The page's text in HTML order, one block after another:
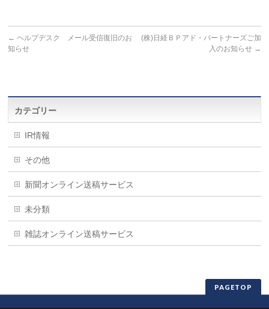
← ヘルプデスク メール受信復旧のお
知らせ
(株)日経ＢＰアド・パートナーズご加
入のお知らせ →
カテゴリー
IR情報
その他
新聞オンライン送稿サービス
未分類
雑誌オンライン送稿サービス
PAGETOP